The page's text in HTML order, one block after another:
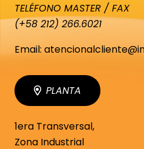
TELÉFONO MASTER / FAX
(+58 212) 266.6021
Email:
PLANTA
1era Transversal,
Zona Industrial